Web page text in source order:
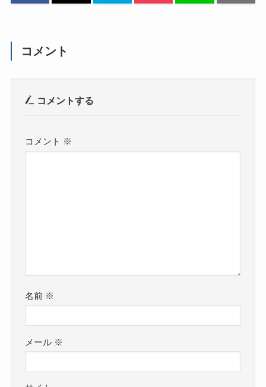
コメント
コメントする
コメント ※
名前 ※
メール ※